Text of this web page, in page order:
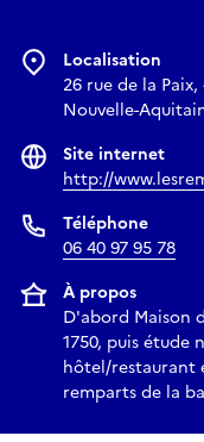
Localisation
26 rue de la
Nouvelle-
Site internet
http://
Téléphone
06 40 97 95 78
À propos
D'abord Maison
1750, puis
hôtel/restaurant
remparts de la